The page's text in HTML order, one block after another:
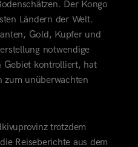
Der Kongo
Ländern der Welt.
Gold, Kupfer und
notwendige
Gebiet kontrolliert, hat
zum unüberwachten
trotzdem
Reiseberichte aus dem